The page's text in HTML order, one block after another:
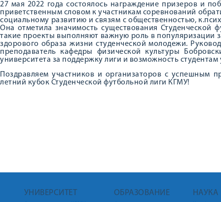
27 мая 2022 года состоялось награждение призеров и
приветственным словом к участникам соревнований
социальному развитию и связям с общественностью,
Она отметила значимость существования Студенческой
такие проекты выполняют важную роль в популяризации
здорового образа жизни студенческой молодежи.
преподаватель кафедры физической культуры
университета за поддержку лиги и возможность студентам
Поздравляем участников и организаторов с успешным
летний кубок Студенческой футбольной лиги КГМУ!
УНИВЕРСИТЕТ ОБРАЗОВАНИЕ НАУКА